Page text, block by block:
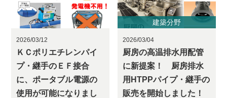
2026/03/12
ＫＣポリエチレンパイ
プ・継手のＥＦ接合
に、ポータブル電源の
使用が可能になりまし
建築分野
2026/03/04
厨房の高温排水用配管
に新提案！ 厨房排水
用HTPPパイプ・継手の
販売を開始しました！